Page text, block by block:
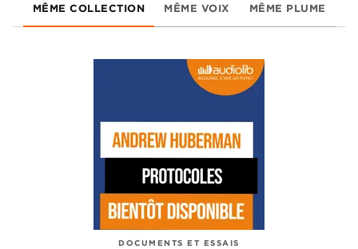
MÊME COLLECTION MÊME VOIX MÊME PLUME
DOCUMENTS ET ESSAIS